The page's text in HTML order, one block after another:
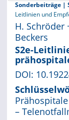
Suche
Aktuelle
Leitlinien
Archiv
Sonderbeiträge |
Leitlinien und
H. Schröder
Beckers
S2e-
DOI:
–